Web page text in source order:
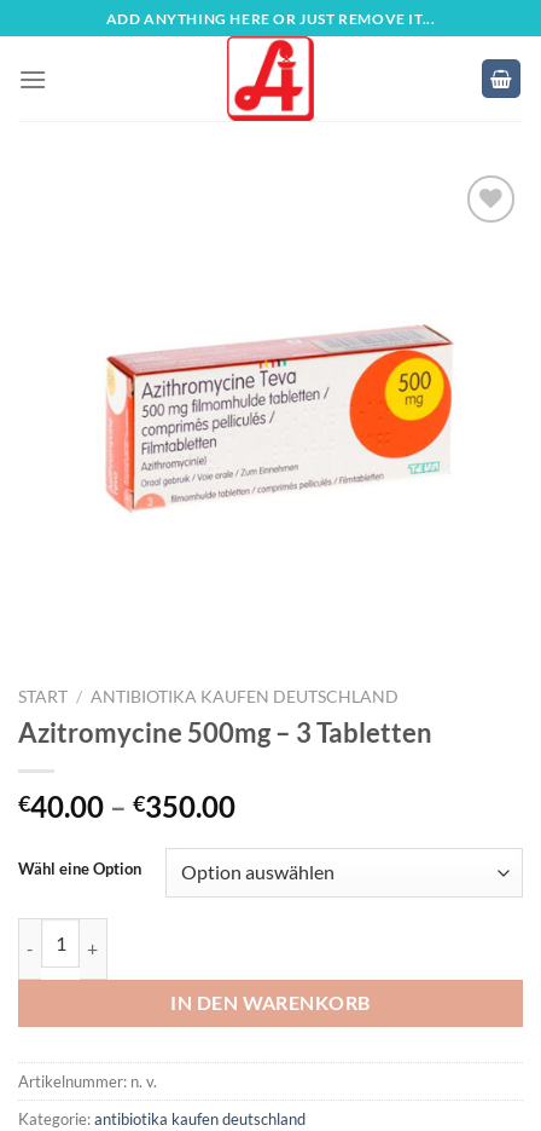
Inhalt
springen
ADD ANYTHING HERE OR JUST REMOVE IT...
START / ANTIBIOTIKA KAUFEN DEUTSCHLAND
Azitromycine 500mg – 3 Tabletten
€40.00 – €350.00Preisspanne:
bis
€350.00
Wähl eine Option
IN DEN WARENKORB
Artikelnummer: n. v.
Kategorie:antibiotika kaufen deutschland